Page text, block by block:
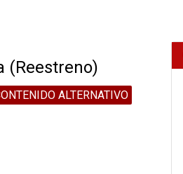
(Reestreno)
ALTERNATIVO